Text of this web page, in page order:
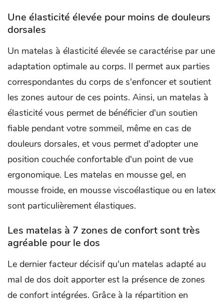
Une élasticité élevée pour moins de douleurs
dorsales
Un matelas à élasticité élevée se caractérise par une
adaptation optimale au corps. Il permet aux parties
correspondantes du corps de s'enfoncer et soutient
les zones autour de ces points. Ainsi, un matelas à
élasticité vous permet de bénéficier d'un soutien
fiable pendant votre sommeil, même en cas de
douleurs dorsales, et vous permet d'adopter une
position couchée confortable d'un point de vue
ergonomique. Les matelas en mousse gel, en
mousse froide, en mousse viscoélastique ou en latex
sont particulièrement élastiques.
Les matelas à 7 zones de confort sont très
agréable pour le dos
Le dernier facteur décisif qu'un matelas adapté au
mal de dos doit apporter est la présence de zones
de confort intégrées. Grâce à la répartition en